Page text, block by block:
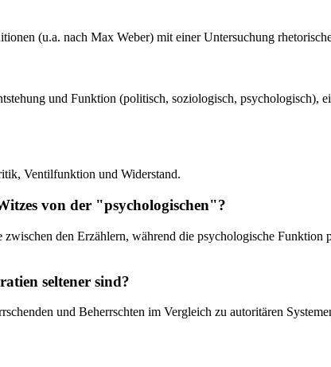
(u.a. nach Max Weber) mit einer Untersuchung
und Funktion (politisch, soziologisch, psychologisch),
Ventilfunktion und Widerstand.
von der "psychologischen"?
den Erzählern, während die psychologische
seltener sind?
und Beherrschten im Vergleich zu autoritären